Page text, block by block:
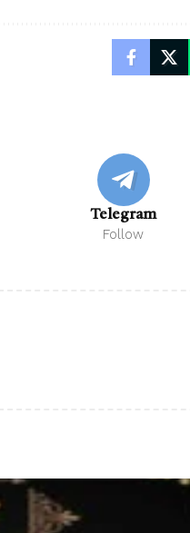
Telegram
Follow